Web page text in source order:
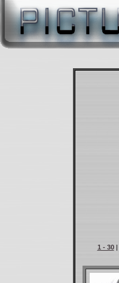
1 - 30|